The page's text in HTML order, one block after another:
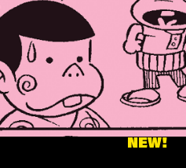
NEW!